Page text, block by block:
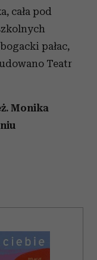
cała pod
pałac,
Teatr
Monika